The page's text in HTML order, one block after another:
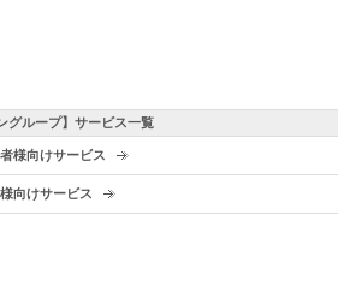
グループ】サービス一覧
様向けサービス
向けサービス